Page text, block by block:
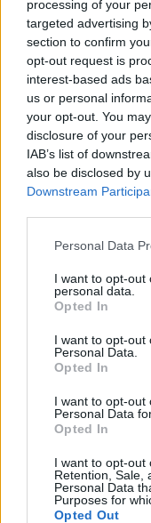
processing of your
targeted advertising
section to confirm
opt-out request is
interest-based ads
us or personal
your opt-out. You
disclosure of your
IAB’s list of
also be disclosed by
Downstream
Personal Data
I want to opt-out
personal data.
Opted In
I want to opt-out
Personal Data.
Opted In
I want to opt-out
Personal Data
Opted In
I want to opt-out
Retention, Sale,
Personal Data
Purposes for
Opted Out
Ακολουθήστε
Κάντε